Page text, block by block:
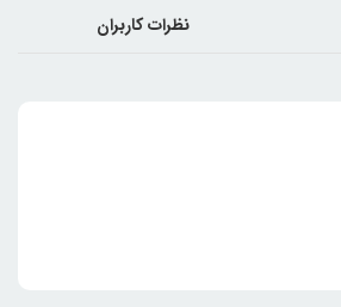
نظرات کاربران